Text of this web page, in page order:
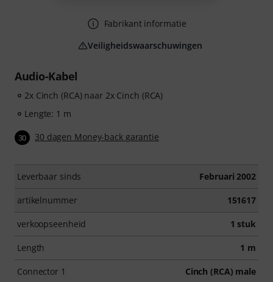
Audio-Kabel
2x Cinch (RCA) naar 2x Cinch (RCA)
Lengte: 1 m
30 30 dagen Money-back garantie
Leverbaar sinds Februari 2002
artikelnummer 151617
verkoopseenheid 1 stuk
Length 1 m
Connector 1 Cinch (RCA) male
Fabrikant informatie
Veiligheidswaarschuwingen